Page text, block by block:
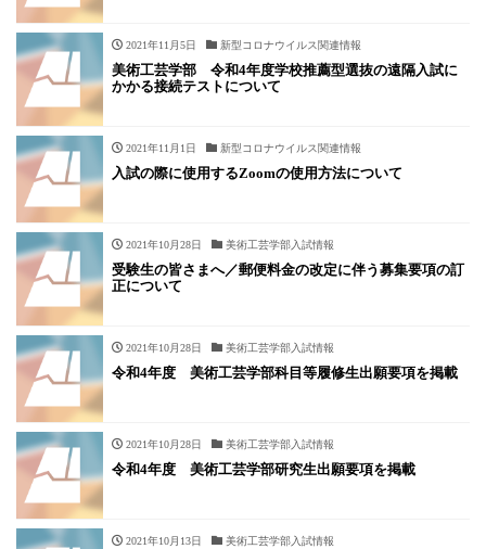
2021年11月5日 新型コロナウイルス関連情報
美術工芸学部 令和4年度学校推薦型選抜の遠隔入試に
かかる接続テストについて
2021年11月1日 新型コロナウイルス関連情報
入試の際に使用するZoomの使用方法について
2021年10月28日 美術工芸学部入試情報
受験生の皆さまへ／郵便料金の改定に伴う募集要項の訂
正について
2021年10月28日 美術工芸学部入試情報
令和4年度 美術工芸学部科目等履修生出願要項を掲載
2021年10月28日 美術工芸学部入試情報
令和4年度 美術工芸学部研究生出願要項を掲載
2021年10月13日 美術工芸学部入試情報